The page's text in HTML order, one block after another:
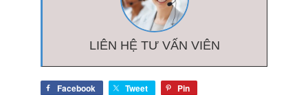
LIÊN HỆ TƯ VẤN VIÊN
Facebook Tweet Pin